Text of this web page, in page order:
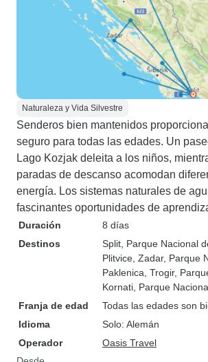
Naturaleza y Vida Silvestre
Senderos bien mantenidos
seguro para todas las edades. Un
Lago Kozjak deleita a los niños,
paradas de descanso acomodan
energía. Los sistemas naturales de
fascinantes oportunidades de
Duración
8 días
Destinos
Split , Parque Nacional
Plitvice , Zadar, Parque
Paklenica , Trogir,
Kornati , Parque
Franja de edad
Todas las edades son
Idioma
Solo: Alemán
Operador
Oasis Travel